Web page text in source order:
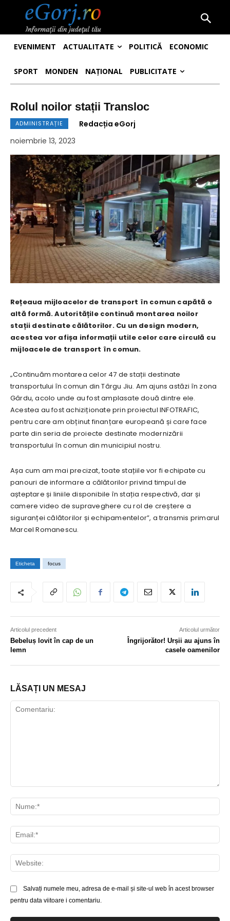
EVENIMENT ACTUALITATE POLITICĂ ECONOMIC
SPORT MONDEN NAȚIONAL PUBLICITATE
Rolul noilor stații Transloc
ADMINISTRAȚIE
Redacția eGorj
noiembrie 13, 2023
Rețeaua mijloacelor de transport în comun capătă o
altă formă. Autoritățile continuă montarea noilor
stații destinate călătorilor. Cu un design modern,
acestea vor afișa informații utile celor care circulă cu
mijloacele de transport în comun.
„Continuăm montarea celor 47 de stații destinate
transportului în comun din Târgu Jiu. Am ajuns astăzi în zona
Gârdu, acolo unde au fost amplasate două dintre ele.
Acestea au fost achiziționate prin proiectul INFOTRAFIC,
pentru care am obținut finanțare europeană și care face
parte din seria de proiecte destinate modernizării
transportului în comun din municipiul nostru.
Așa cum am mai precizat, toate stațiile vor fi echipate cu
panouri de informare a călătorilor privind timpul de
așteptare și liniile disponibile în stația respectivă, dar și
camere video de supraveghere cu rol de creștere a
siguranței călătorilor și echipamentelor”, a transmis primarul
Marcel Romanescu.
Eticheta focus
Articolul precedent
Bebeluș lovit în cap de un
lemn
Articolul următor
Îngrijorător! Urșii au ajuns în
casele oamenilor
LĂSAȚI UN MESAJ
Salvați numele meu, adresa de e-mail și site-ul web în acest browser
pentru data viitoare i comentariu.